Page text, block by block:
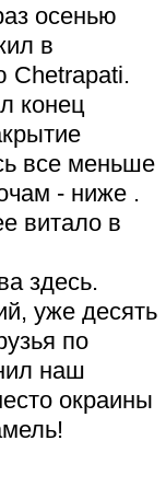
осенью
в
Chetrapati.
конец
все меньше
- ниже .
витало в
здесь.
уже десять
по
наш
окраины